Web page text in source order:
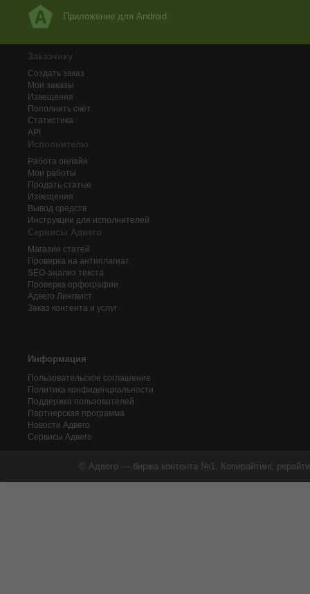
Приложение для Android
Заказчику
Создать заказ
Мои заказы
Извещения
Пополнить счёт
Статистика
API
Исполнителю
Работа онлайн
Мои работы
Продать статью
Извещения
Вывод средств
Инструкции для исполнителей
Сервисы Адвего
Магазин статей
Проверка на антиплагиат
SEO-анализ текста
Проверка орфографии
Адвего Лингвист
Заказ контента и услуг
Информация
Пользовательское соглашение
Политика конфиденциальности
Поддержка пользователей
Партнерская программа
Новости Адвего
Сервисы Адвего
© Адвего — биржа контента №1. Копирайтинг,